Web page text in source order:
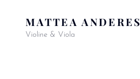
MATTEA ANDERES
Violine & Viola